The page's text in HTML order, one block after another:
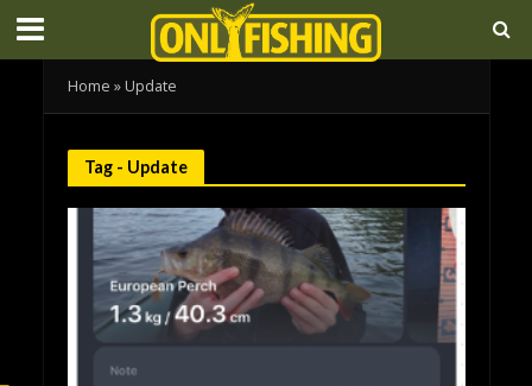
Home » Update
Tag - Update